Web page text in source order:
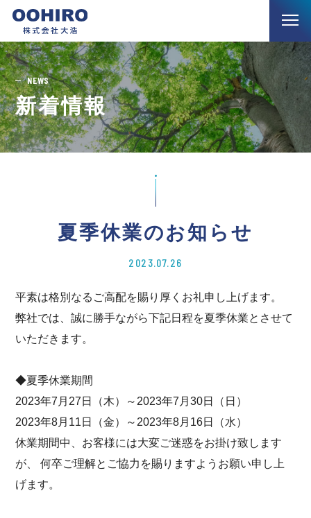
NEWS
新着情報
夏季休業のお知らせ
2023.07.26
平素は格別なるご高配を賜り厚くお礼申し上げます。
弊社では、誠に勝手ながら下記日程を夏季休業とさせて
いただきます。
◆夏季休業期間
2023年7月27日（木）～2023年7月30日（日）
2023年8月11日（金）～2023年8月16日（水）
休業期間中、お客様には大変ご迷惑をお掛け致します
が、 何卒ご理解とご協力を賜りますようお願い申し上
げます。